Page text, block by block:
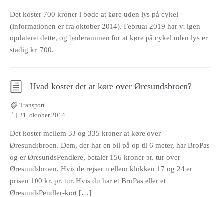
Det koster 700 kroner i bøde at køre uden lys på cykel
(informationen er fra oktober 2014). Februar 2019 har vi igen
opdateret dette, og bøderammen for at køre på cykel uden lys er
stadig kr. 700.
Hvad koster det at køre over Øresundsbroen?
Transport
21. oktober 2014
Det koster mellem 33 og 335 kroner at køre over
Øresundsbroen. Dem, der har en bil på op til 6 meter, har BroPas
og er ØresundsPendlere, betaler 156 kroner pr. tur over
Øresundsbroen. Hvis de rejser mellem klokken 17 og 24 er
prisen 100 kr. pr. tur. Hvis du har et BroPas eller et
ØresundsPendler-kort […]